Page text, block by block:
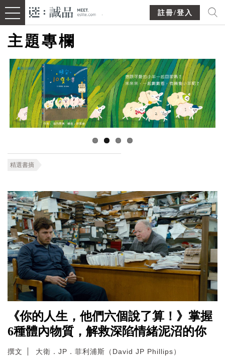
註冊/登入
主題專欄
精選書摘
《你的人生，他們六個說了算！》掌握
6種體內物質，解救深陷情緒泥沼的你
撰文 大衛．JP．菲利浦斯（David JP Phillips）